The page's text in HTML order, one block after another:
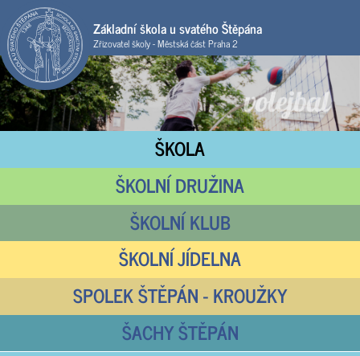
Základní škola u svatého Štěpána
Zřizovatel školy - Městská část Praha 2
ŠKOLA
ŠKOLNÍ DRUŽINA
ŠKOLNÍ KLUB
ŠKOLNÍ JÍDELNA
SPOLEK ŠTĚPÁN - KROUŽKY
ŠACHY ŠTĚPÁN